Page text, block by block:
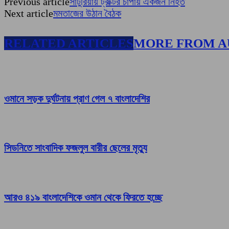
Next articleমমতাজের উঠান বৈঠক
RELATED ARTICLESMORE FROM
ওমানে সড়ক দুর্ঘটনায় প্রাণ গেল ৭ বাংলাদেশির
সিডনিতে সাংবাদিক ফজলুল বারীর ছেলের মৃত্যু
আরও ৪১৯ বাংলাদেশিকে ওমান থেকে ফিরতে হচ্ছে